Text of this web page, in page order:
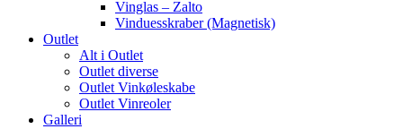
Vinglas – Zalto
Vinduesskraber (Magnetisk)
Outlet
Alt i Outlet
Outlet diverse
Outlet Vinkøleskabe
Outlet Vinreoler
Galleri